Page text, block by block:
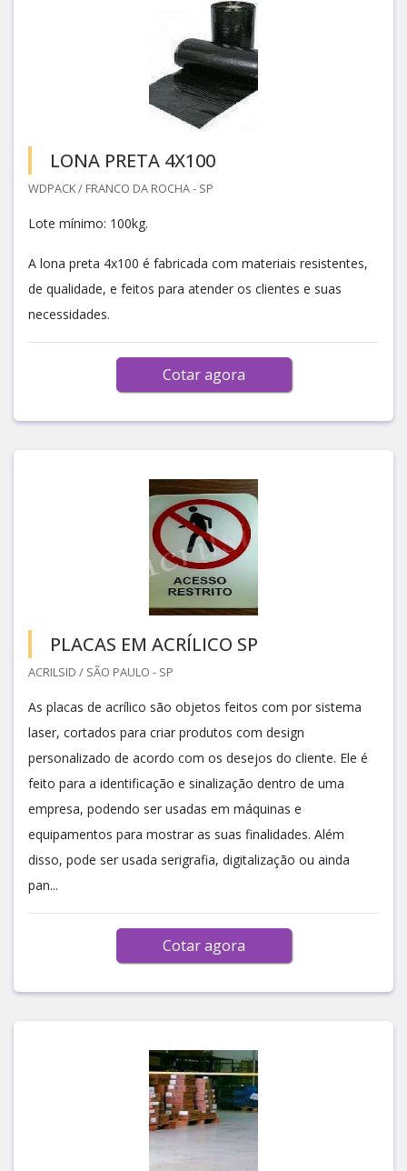
LONA PRETA 4X100
WDPACK / FRANCO DA ROCHA - SP
Lote mínimo: 100kg.
A lona preta 4x100 é fabricada com materiais resistentes,
de qualidade, e feitos para atender os clientes e suas
necessidades.
Cotar agora
PLACAS EM ACRÍLICO SP
ACRILSID / SÃO PAULO - SP
As placas de acrílico são objetos feitos com por sistema
laser, cortados para criar produtos com design
personalizado de acordo com os desejos do cliente. Ele é
feito para a identificação e sinalização dentro de uma
empresa, podendo ser usadas em máquinas e
equipamentos para mostrar as suas finalidades. Além
disso, pode ser usada serigrafia, digitalização ou ainda
pan...
Cotar agora